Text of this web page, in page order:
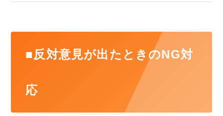
■反対意見が出たときのNG対
応